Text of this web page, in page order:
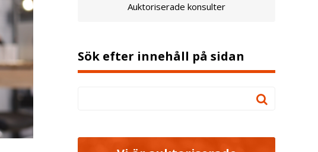
Auktoriserade konsulter
Sök efter innehåll på sidan